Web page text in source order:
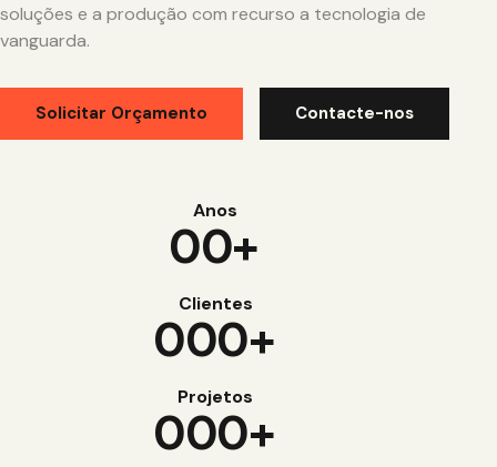
soluções e a produção com recurso a tecnologia de
vanguarda.
Solicitar Orçamento Contacte-nos
Anos
00+
Clientes
000+
Projetos
000+